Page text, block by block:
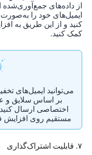
از داده‌های جمع‌آوری‌شده
ایمیل‌های خود را
کنید و از این طریق به
کمک کنید.
می‌توانید ایمیل‌های
بر اساس سلایق و
اختصاصی ارسال
مستقیم روی افزایش
۷. قابلیت اشتراک‌گذاری